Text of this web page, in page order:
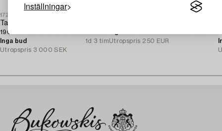
Inställningar
1726950
Taklampa,
1900-talets senare del.
Inga bud
1d 3 tim
Utropspris 3 000 SEK
Utropspris 250 EUR